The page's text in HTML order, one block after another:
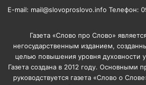
E-mail: mail@slovoproslovo.info Телефон:
Газета «Слово про Слово»
негосударственным изданием,
целью повышения уровня духовности
Газета создана в 2012 году. Основными
руководствуется газета «Слово о